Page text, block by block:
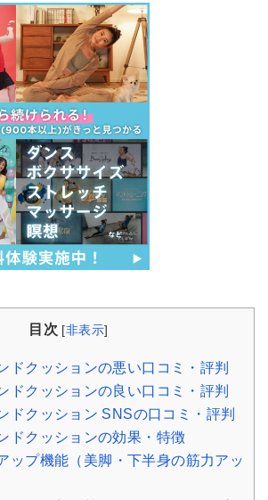
目次 [非表示]
ドクッションの悪い口コミ・評判
ドクッションの良い口コミ・評判
ドクッション SNSの口コミ・評判
ドクッションの効果・特徴
ップ機能（美脚・下半身の筋力アッ